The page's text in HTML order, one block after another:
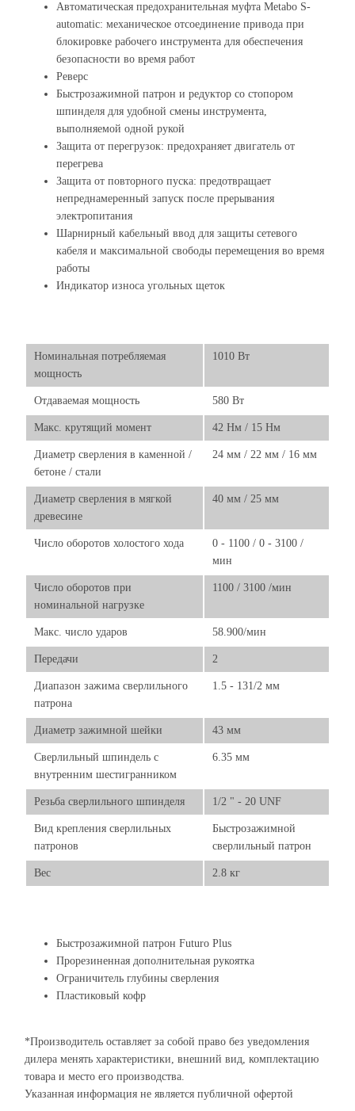
Автоматическая предохранительная муфта Metabo S-
automatic: механическое отсоединение привода при
блокировке рабочего инструмента для обеспечения
безопасности во время работ
Реверс
Быстрозажимной патрон и редуктор со стопором
шпинделя для удобной смены инструмента,
выполняемой одной рукой
Защита от перегрузок: предохраняет двигатель от
перегрева
Защита от повторного пуска: предотвращает
непреднамеренный запуск после прерывания
электропитания
Шарнирный кабельный ввод для защиты сетевого
кабеля и максимальной свободы перемещения во время
работы
Индикатор износа угольных щеток
Номинальная потребляемая
мощность
1010 Вт
Отдаваемая мощность 580 Вт
Макс. крутящий момент 42 Нм / 15 Нм
Диаметр сверления в каменной /
бетоне / стали
24 мм / 22 мм / 16 мм
Диаметр сверления в мягкой
древесине
40 мм / 25 мм
Число оборотов холостого хода
0 - 1100 / 0 - 3100 /
мин
Число оборотов при
номинальной нагрузке
1100 / 3100 /мин
Макс. число ударов 58.900/мин
Передачи 2
Диапазон зажима сверлильного
патрона
1.5 - 131/2 мм
Диаметр зажимной шейки 43 мм
Сверлильный шпиндель с
внутренним шестигранником
6.35 мм
Резьба сверлильного шпинделя 1/2 " - 20 UNF
Вид крепления сверлильных
патронов
Быстрозажимной
сверлильный патрон
Вес 2.8 кг
Быстрозажимной патрон Futuro Plus
Прорезиненная дополнительная рукоятка
Ограничитель глубины сверления
Пластиковый кофр
*Производитель оставляет за собой право без уведомления
дилера менять характеристики, внешний вид, комплектацию
товара и место его производства.
Указанная информация не является публичной офертой